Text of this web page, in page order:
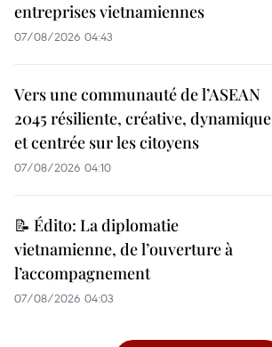
entreprises vietnamiennes
07/08/2026 04:43
Vers une communauté de l’ASEAN
2045 résiliente, créative, dynamique
et centrée sur les citoyens
07/08/2026 04:10
📝 Édito: La diplomatie
vietnamienne, de l’ouverture à
l’accompagnement
07/08/2026 04:03